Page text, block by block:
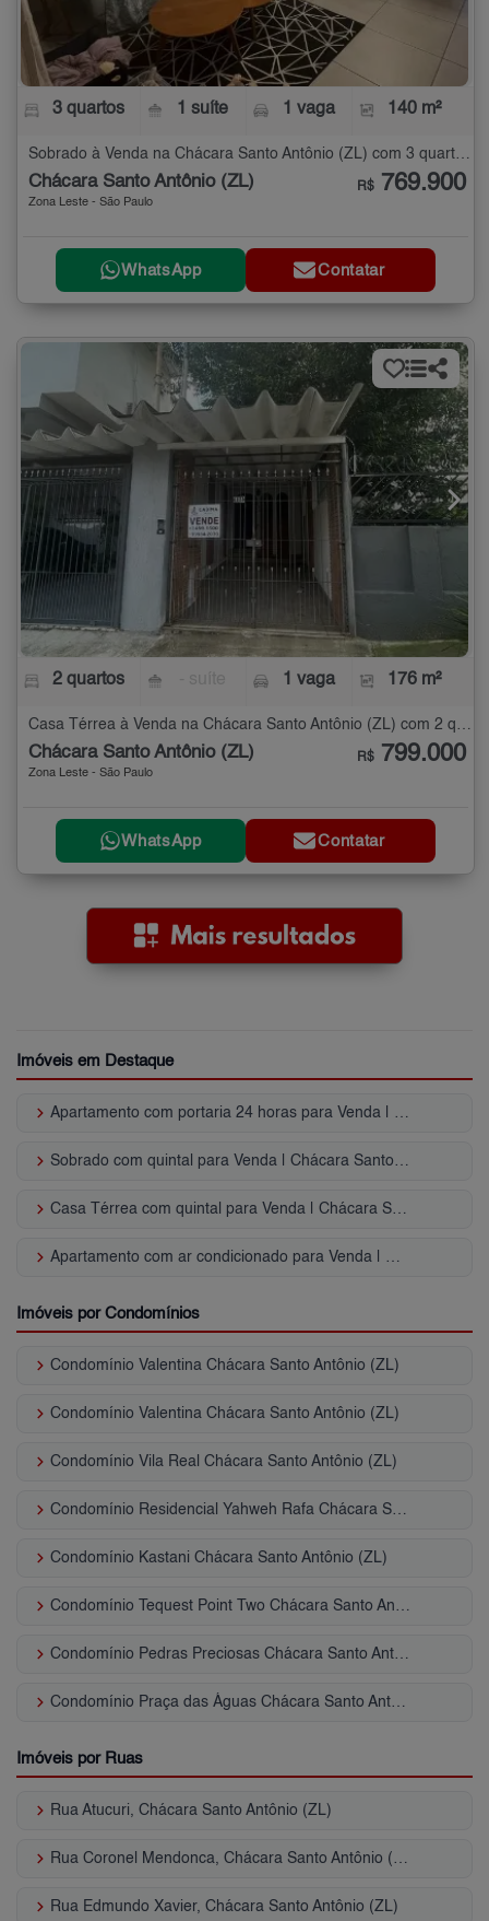
3 quartos 1 suíte 1 vaga 140 m²
Sobrado à Venda na Chácara Santo Antônio (ZL) com 3 quartos - 140 m²
Chácara Santo Antônio (ZL)
Zona Leste - São Paulo
R$ 769.900
WhatsApp Contatar
2 quartos 1 vaga 176 m²
Casa Térrea à Venda na Chácara Santo Antônio (ZL) com 2 quartos - 176 m²
Chácara Santo Antônio (ZL)
Zona Leste - São Paulo
R$ 799.000
WhatsApp Contatar
Imóveis em Destaque
keyboard_arrow_right Apartamento com portaria 24 horas para Venda | Chácara Santo Antônio (ZL)
keyboard_arrow_right Sobrado com quintal para Venda | Chácara Santo Antônio (ZL)
keyboard_arrow_right Casa Térrea com quintal para Venda | Chácara Santo Antônio (ZL)
keyboard_arrow_right Apartamento com ar condicionado para Venda | Chácara Santo Antônio (ZL)
Imóveis por Condomínios
keyboard_arrow_right Condomínio Valentina Chácara Santo Antônio (ZL)
keyboard_arrow_right Condomínio Valentina Chácara Santo Antônio (ZL)
keyboard_arrow_right Condomínio Vila Real Chácara Santo Antônio (ZL)
keyboard_arrow_right Condomínio Residencial Yahweh Rafa Chácara Santo Antônio (ZL)
keyboard_arrow_right Condomínio Kastani Chácara Santo Antônio (ZL)
keyboard_arrow_right Condomínio Tequest Point Two Chácara Santo Antônio (ZL)
keyboard_arrow_right Condomínio Pedras Preciosas Chácara Santo Antônio (ZL)
keyboard_arrow_right Condomínio Praça das Águas Chácara Santo Antônio (ZL)
Imóveis por Ruas
keyboard_arrow_right Rua Atucuri, Chácara Santo Antônio (ZL)
keyboard_arrow_right Rua Coronel Mendonca, Chácara Santo Antônio (ZL)
keyboard_arrow_right Rua Edmundo Xavier, Chácara Santo Antônio (ZL)